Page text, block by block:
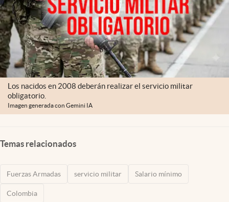
Los nacidos en 2008 deberán realizar el servicio militar
obligatorio.
Imagen generada con Gemini IA
Temas relacionados
Fuerzas Armadas servicio militar Salario mínimo
Colombia